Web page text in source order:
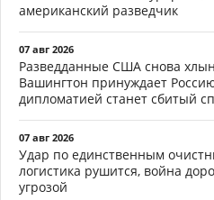
американский разведчик
07 авг 2026
Разведданные США снова
Вашингтон принуждает
дипломатией станет сбитый
07 авг 2026
Удар по единственным
логистика рушится, война
угрозой